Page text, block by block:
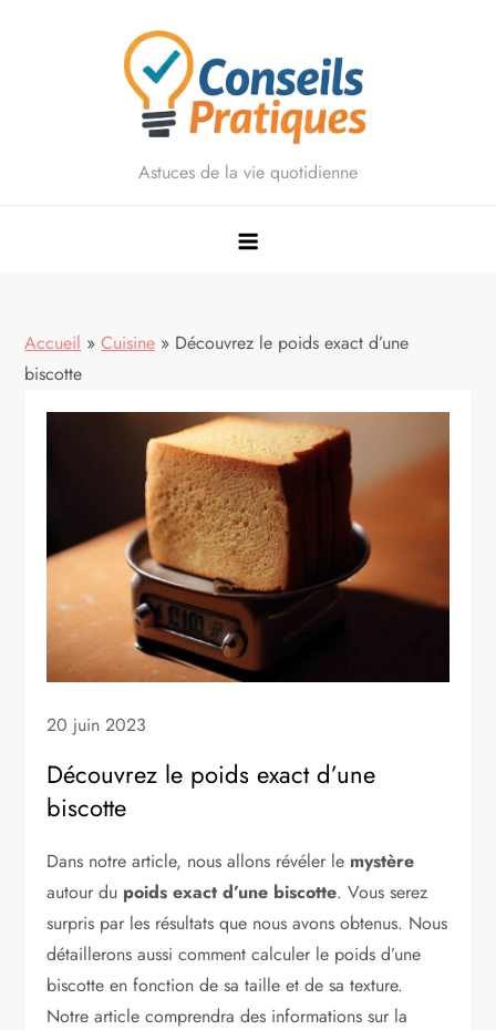
Astuces de la vie quotidienne
Accueil »Cuisine » Découvrez le poids exact d’une
biscotte
20 juin 2023
Découvrez le poids exact d’une
biscotte
Dans notre article, nous allons révéler le mystère
autour du poids exact d’une biscotte. Vous serez
surpris par les résultats que nous avons obtenus. Nous
détaillerons aussi comment calculer le poids d’une
biscotte en fonction de sa taille et de sa texture.
Notre article comprendra des informations sur la